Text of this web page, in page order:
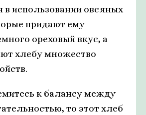
в использовании овсяных
придают ему
ореховый вкус, а
хлебу множество
к балансу между
то этот хлеб